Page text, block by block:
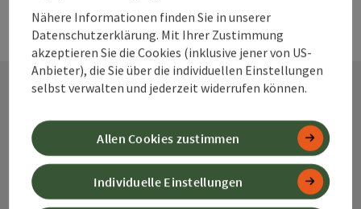
Kontakt
Alpenland Tourismus GmbH
Nähere Informationen finden Sie in unserer
Datenschutzerklärung. Mit Ihrer Zustimmung
akzeptieren Sie die Cookies (inklusive jener von US-
Anbieter), die Sie über die individuellen Einstellungen
selbst verwalten und jederzeit widerrufen können.
Individuelle Einstellungen
Allen Cookies zustimmen